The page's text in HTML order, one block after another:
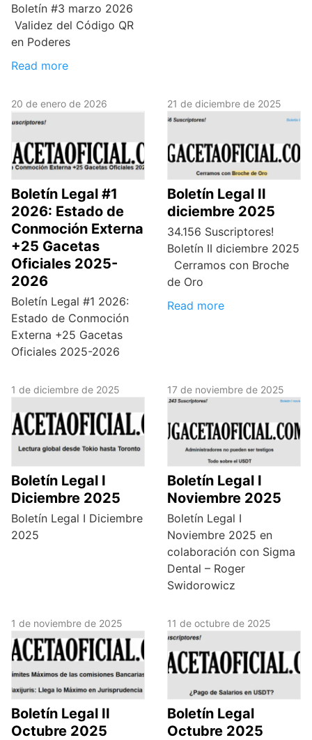
Boletín #3 marzo 2026
Validez del Código QR
en Poderes
Read more
20 de enero de 2026
Boletín Legal #1
2026: Estado de
Conmoción Externa
+25 Gacetas
Oficiales 2025-
2026
Boletín Legal #1 2026:
Estado de Conmoción
Externa +25 Gacetas
Oficiales 2025-2026
21 de diciembre de 2025
Boletín Legal II
diciembre 2025
34.156 Suscriptores!
Boletín II diciembre 2025
Cerramos con Broche
de Oro
Read more
1 de diciembre de 2025
Boletín Legal I
Diciembre 2025
Boletín Legal I Diciembre
2025
17 de noviembre de 2025
Boletín Legal I
Noviembre 2025
Boletín Legal I
Noviembre 2025 en
colaboración con Sigma
Dental – Roger
Swidorowicz
1 de noviembre de 2025
Boletín Legal II
Octubre 2025
11 de octubre de 2025
Boletín Legal
Octubre 2025